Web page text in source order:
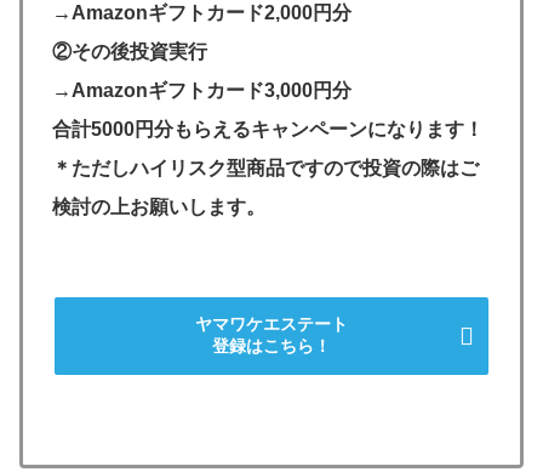
→Amazonギフトカード2,000円分
②その後投資実行
→Amazonギフトカード3,000円分
合計5000円分もらえるキャンペーンになります！
＊ただしハイリスク型商品ですので投資の際はご
検討の上お願いします。
ヤマワケエステート
登録はこちら！